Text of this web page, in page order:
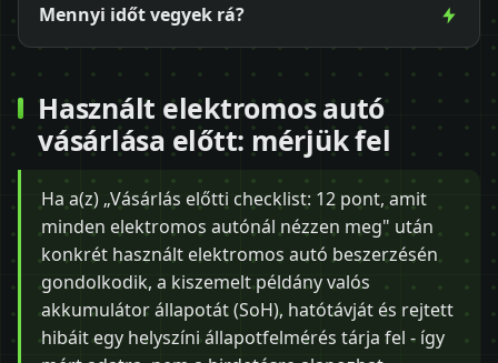
Mennyi időt vegyek rá?
Használt elektromos autó
vásárlása előtt: mérjük fel
Ha a(z) „Vásárlás előtti checklist: 12 pont, amit
minden elektromos autónál nézzen meg" után
konkrét használt elektromos autó beszerzésén
gondolkodik, a kiszemelt példány valós
akkumulátor állapotát (SoH), hatótávját és rejtett
hibáit egy helyszíni állapotfelmérés tárja fel - így